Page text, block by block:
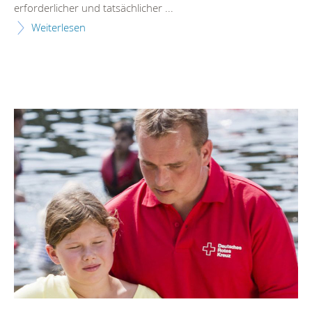
erforderlicher und tatsächlicher ...
Weiterlesen